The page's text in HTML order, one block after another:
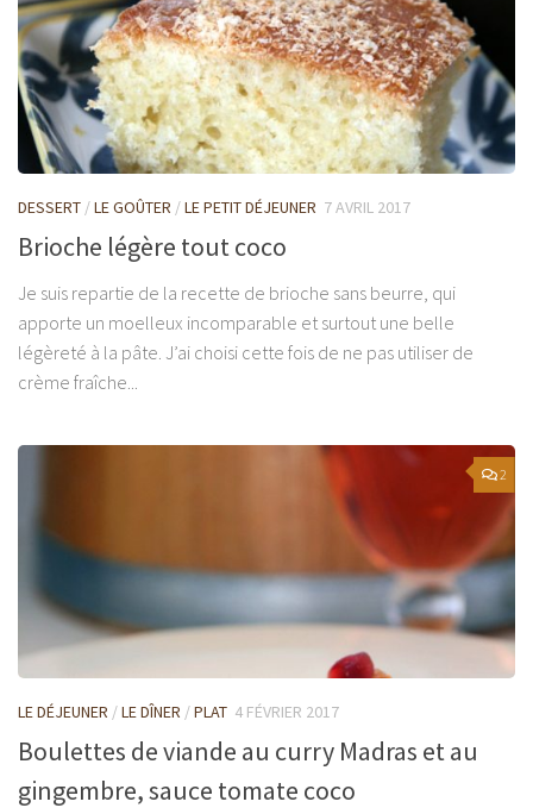
DESSERT /LE GOÛTER /LE PETIT DÉJEUNER 7 AVRIL 2017
Brioche légère tout coco
Je suis repartie de la recette de brioche sans beurre, qui
apporte un moelleux incomparable et surtout une belle
légèreté à la pâte. J’ai choisi cette fois de ne pas utiliser de
crème fraîche...
2
LE DÉJEUNER /LE DÎNER /PLAT 4 FÉVRIER 2017
Boulettes de viande au curry Madras et au
gingembre, sauce tomate coco